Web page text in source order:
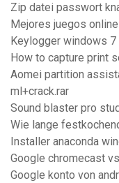
Zip datei passwort
Mejores juegos
Keylogger windows
How to capture print
Aomei partition
ml+crack.rar
Sound blaster pro
Wie lange
Installer anaconda
Google chromecast
Google konto von